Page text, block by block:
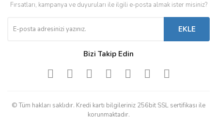
Fırsatları, kampanya ve duyuruları ile ilgili e-posta almak ister misiniz?
EKLE
Bizi Takip Edin
© Tüm hakları saklıdır. Kredi kartı bilgileriniz 256bit SSL sertifikası ile
korunmaktadır.